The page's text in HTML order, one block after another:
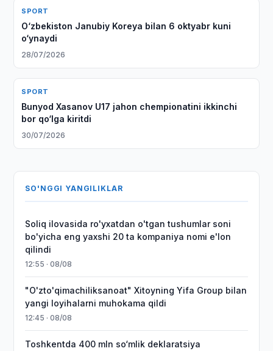
SPORT
O‘zbekiston Janubiy Koreya bilan 6 oktyabr kuni
o‘ynaydi
28/07/2026
SPORT
Bunyod Xasanov U17 jahon chempionatini ikkinchi
bor qo‘lga kiritdi
30/07/2026
SO'NGGI YANGILIKLAR
Soliq ilovasida ro'yxatdan o'tgan tushumlar soni
bo'yicha eng yaxshi 20 ta kompaniya nomi e'lon
qilindi
12:55 · 08/08
"O'zto'qimachiliksanoat" Xitoyning Yifa Group bilan
yangi loyihalarni muhokama qildi
12:45 · 08/08
Toshkentda 400 mln so‘mlik deklaratsiya